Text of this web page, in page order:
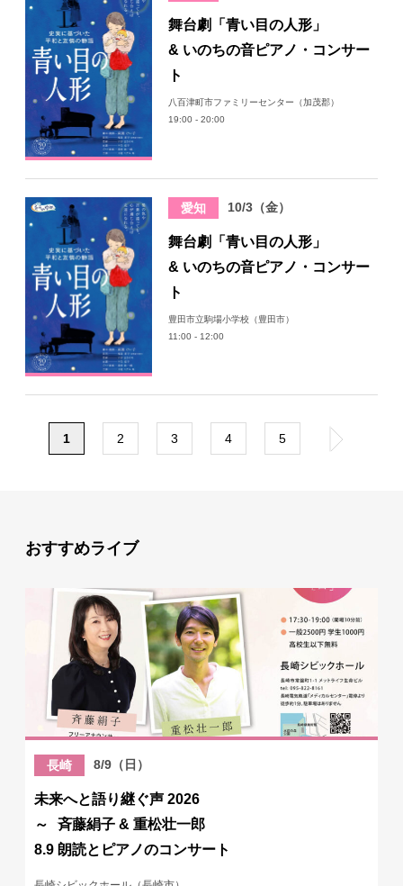
舞台劇「青い目の人形」
& いのちの音ピアノ・コンサー
ト
八百津町市ファミリーセンター（加茂郡）
19:00 - 20:00
愛知 10/3（金）
舞台劇「青い目の人形」
& いのちの音ピアノ・コンサー
ト
豊田市立駒場小学校（豊田市）
11:00 - 12:00
1 2 3 4 5 »
おすすめライブ
長崎 8/9（日）
未来へと語り継ぐ声 2026
～ 斉藤絹子 & 重松壮一郎
8.9 朗読とピアノのコンサート